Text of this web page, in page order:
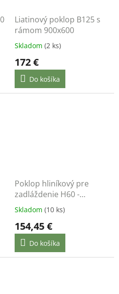
Liatinový poklop B125 s
rámom 900x600
Skladom (2 ks)
172 €
Do košíka
Poklop hliníkový pre
zadláždenie H60 -
300x300 - nosnosť do
12,5 t
Skladom (10 ks)
154,45 €
Do košíka